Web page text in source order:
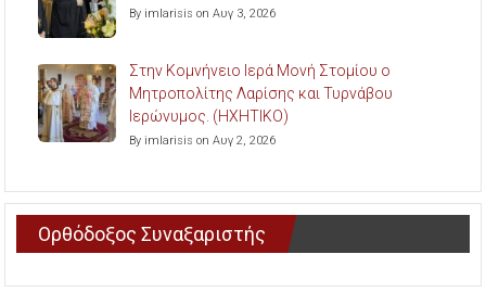
By imlarisis on Αυγ 3, 2026
Στην Κομνήνειο Ιερά Μονή Στομίου ο
Μητροπολίτης Λαρίσης και Τυρνάβου
Ιερώνυμος. (ΗΧΗΤΙΚΟ)
By imlarisis on Αυγ 2, 2026
Ορθόδοξος Συναξαριστής